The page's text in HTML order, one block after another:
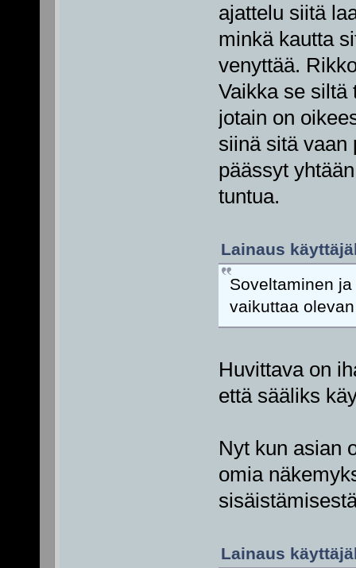
ajattelu siitä
minkä kautta
venyttää.
Vaikka se siltä
jotain on
siinä sitä vaan
päässyt
tuntua.
Lainaus
Soveltaminen
vaikuttaa
Huvittava on
että sääliks
Nyt kun asian
omia
Lainaus